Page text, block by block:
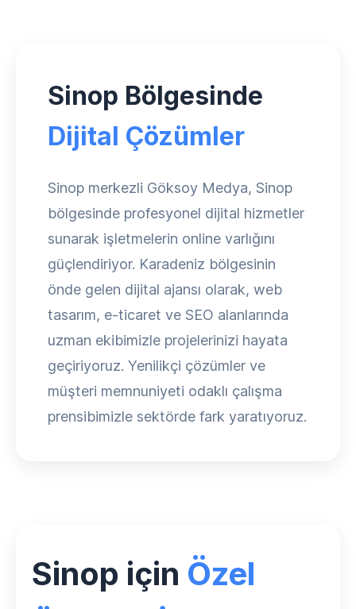
Sinop Bölgesinde
Dijital Çözümler
Sinop merkezli Göksoy Medya, Sinop
bölgesinde profesyonel dijital hizmetler
sunarak işletmelerin online varlığını
güçlendiriyor. Karadeniz bölgesinin
önde gelen dijital ajansı olarak, web
tasarım, e-ticaret ve SEO alanlarında
uzman ekibimizle projelerinizi hayata
geçiriyoruz. Yenilikçi çözümler ve
müşteri memnuniyeti odaklı çalışma
prensibimizle sektörde fark yaratıyoruz.
Sinop için Özel